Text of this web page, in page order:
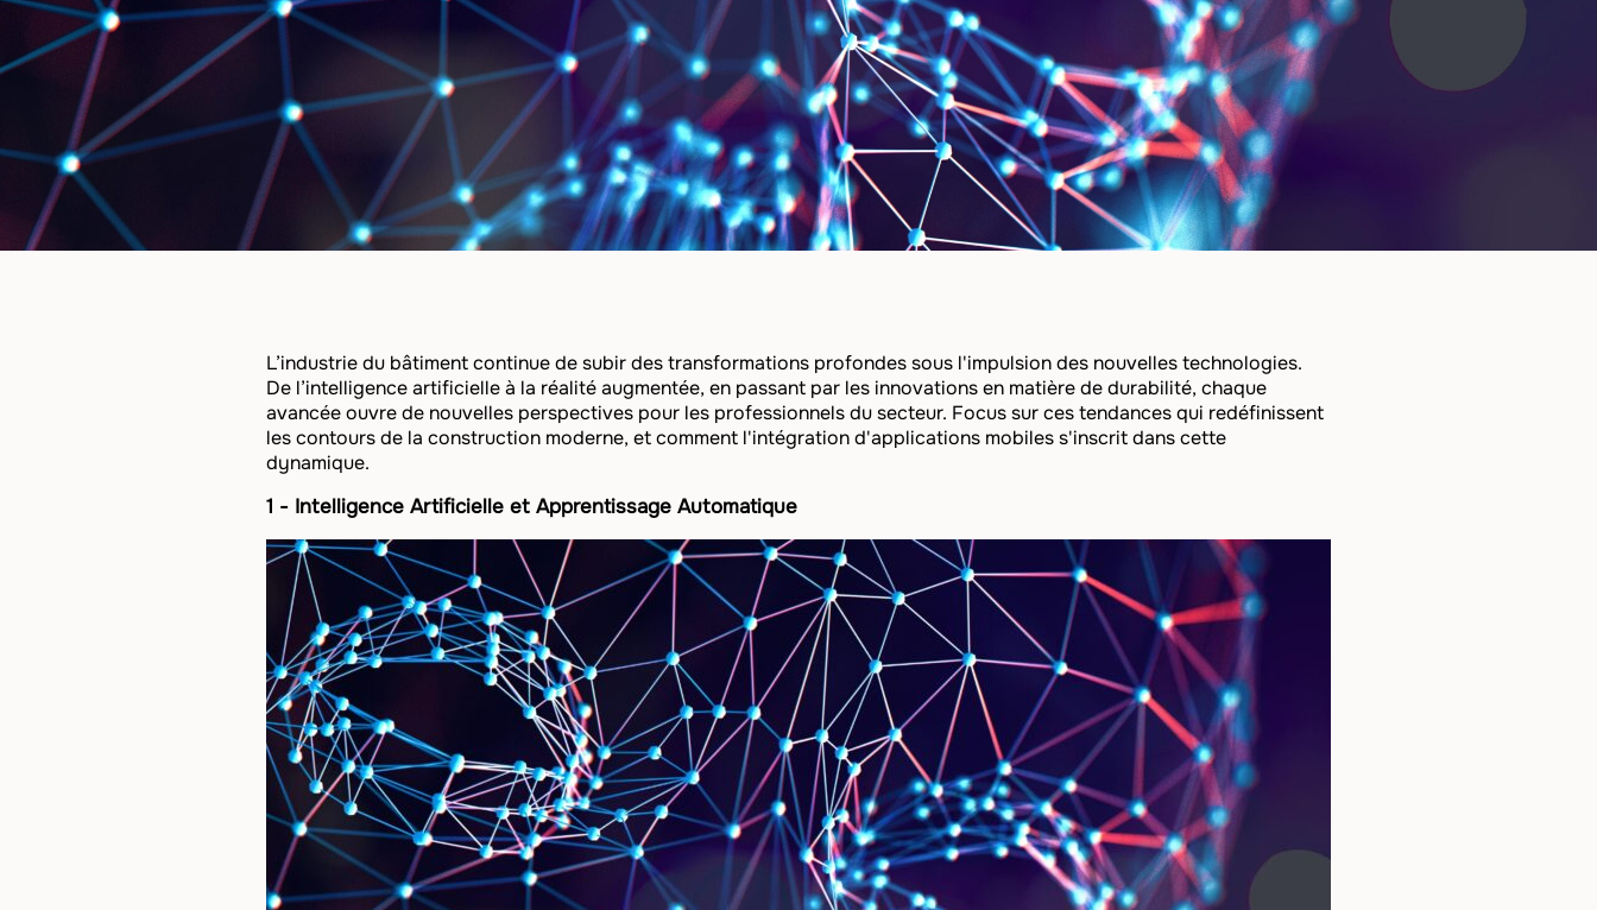
L’industrie du bâtiment continue de subir des transformations profondes sous l'impulsion des nouvelles technologies.
De l’intelligence artificielle à la réalité augmentée, en passant par les innovations en matière de durabilité, chaque
avancée ouvre de nouvelles perspectives pour les professionnels du secteur. Focus sur ces tendances qui redéfinissent
les contours de la construction moderne, et comment l'intégration d'applications mobiles s'inscrit dans cette
dynamique.
1 - Intelligence Artificielle et Apprentissage Automatique